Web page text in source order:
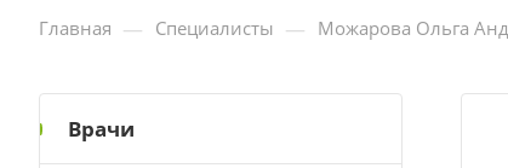
Главная — Специалисты — Можарова Ольга
Врачи